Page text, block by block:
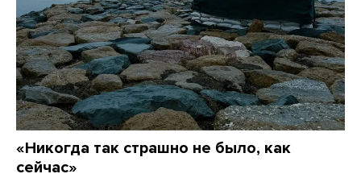
«Никогда так страшно не было, как
сейчас»